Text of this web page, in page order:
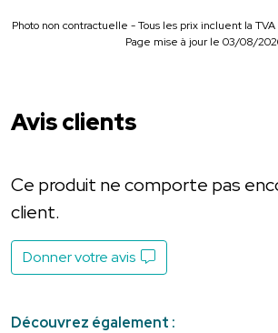
Photo non contractuelle - Tous les prix incluent la
Page mise à jour le 03/08/
Avis clients
Ce produit ne comporte pas
client.
Donner votre avis
Découvrez également :